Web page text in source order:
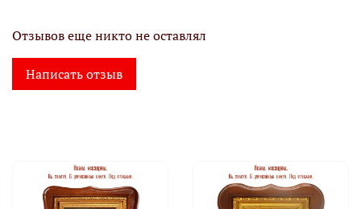
Отзывов еще никто не оставлял
Написать отзыв